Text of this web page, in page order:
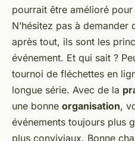
pourrait être amélioré
N’hésitez pas à
après tout, ils sont les
événement. Et qui sait ?
tournoi de fléchettes en
longue série. Avec de la
une bonne organisation,
événements toujours plus
plus conviviaux. Bonne